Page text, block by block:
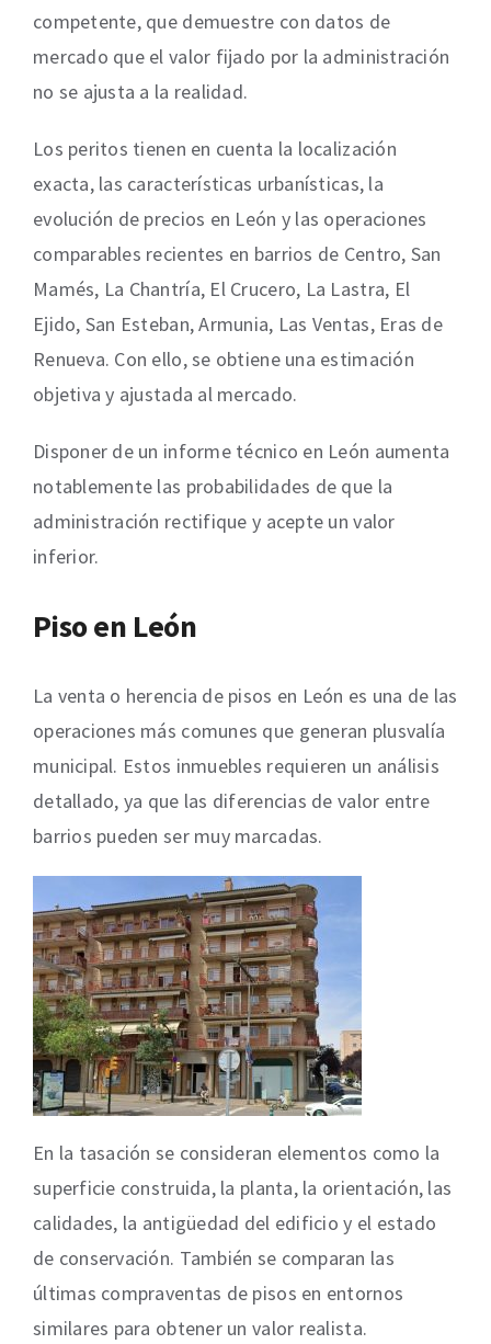
competente, que demuestre con datos de
mercado que el valor fijado por la administración
no se ajusta a la realidad.
Los peritos tienen en cuenta la localización
exacta, las características urbanísticas, la
evolución de precios en León y las operaciones
comparables recientes en barrios de Centro, San
Mamés, La Chantría, El Crucero, La Lastra, El
Ejido, San Esteban, Armunia, Las Ventas, Eras de
Renueva. Con ello, se obtiene una estimación
objetiva y ajustada al mercado.
Disponer de un informe técnico en León aumenta
notablemente las probabilidades de que la
administración rectifique y acepte un valor
inferior.
Piso en León
La venta o herencia de pisos en León es una de las
operaciones más comunes que generan plusvalía
municipal. Estos inmuebles requieren un análisis
detallado, ya que las diferencias de valor entre
barrios pueden ser muy marcadas.
En la tasación se consideran elementos como la
superficie construida, la planta, la orientación, las
calidades, la antigüedad del edificio y el estado
de conservación. También se comparan las
últimas compraventas de pisos en entornos
similares para obtener un valor realista.